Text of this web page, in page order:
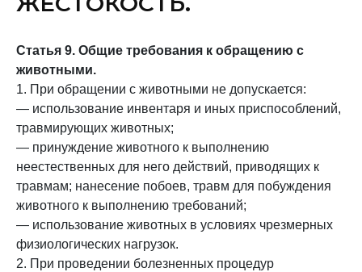
Статья 9. Общие требования к обращению с
животными.
1. При обращении с животными не допускается:
— использование инвентаря и иных приспособлений,
травмирующих животных;
— принуждение животного к выполнению
неестественных для него действий, приводящих к
травмам; нанесение побоев, травм для побуждения
животного к выполнению требований;
— использование животных в условиях чрезмерных
физиологических нагрузок.
2. При проведении болезненных процедур